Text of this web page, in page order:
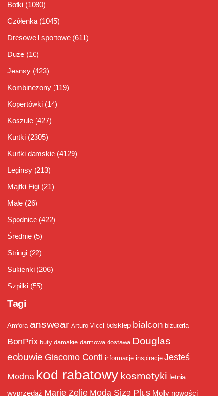
Botki (1080)
Czółenka (1045)
Dresowe i sportowe (611)
Duże (16)
Jeansy (423)
Kombinezony (119)
Kopertówki (14)
Koszule (427)
Kurtki (2305)
Kurtki damskie (4129)
Leginsy (213)
Majtki Figi (21)
Małe (26)
Spódnice (422)
Średnie (5)
Stringi (22)
Sukienki (206)
Szpilki (55)
Tagi
Amfora answear Arturo Vicci bdsklep bialcon biżuteria
BonPrix buty damskie darmowa dostawa Douglas
eobuwie Giacomo Conti informacje inspiracje Jesteś
Modna kod rabatowy kosmetyki letnia
wyprzedaż Marie Zelie Moda Size Plus Molly nowości